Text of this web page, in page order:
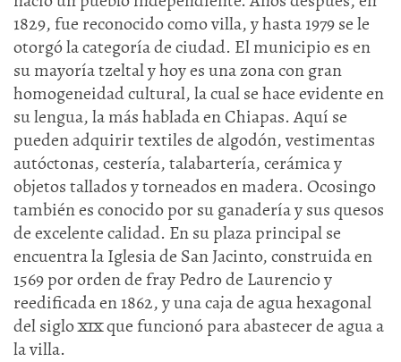
1829, fue reconocido como villa, y hasta 1979 se le
otorgó la categoría de ciudad. El municipio es en
su mayoría tzeltal y hoy es una zona con gran
homogeneidad cultural, la cual se hace evidente en
su lengua, la más hablada en Chiapas. Aquí se
pueden adquirir textiles de algodón, vestimentas
autóctonas, cestería, talabartería, cerámica y
objetos tallados y torneados en madera. Ocosingo
también es conocido por su ganadería y sus quesos
de excelente calidad. En su plaza principal se
encuentra la Iglesia de San Jacinto, construida en
1569 por orden de fray Pedro de Laurencio y
reedificada en 1862, y una caja de agua hexagonal
del siglo xix que funcionó para abastecer de agua a
la villa.